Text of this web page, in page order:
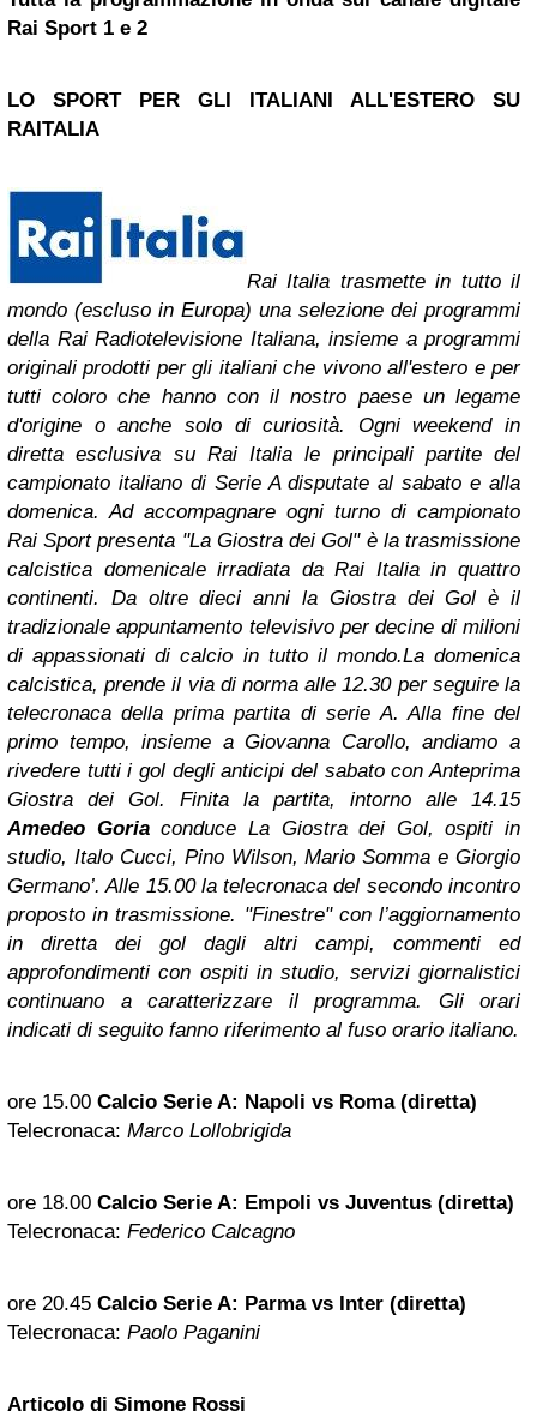
Rai Sport 1 e 2
LO SPORT PER GLI ITALIANI ALL'ESTERO SU
RAITALIA
Rai Italia trasmette in tutto il
mondo (escluso in Europa) una selezione dei programmi
della Rai Radiotelevisione Italiana, insieme a programmi
originali prodotti per gli italiani che vivono all'estero e per
tutti coloro che hanno con il nostro paese un legame
d'origine o anche solo di curiosità. Ogni weekend in
diretta esclusiva su Rai Italia le principali partite del
campionato italiano di Serie A disputate al sabato e alla
domenica. Ad accompagnare ogni turno di campionato
Rai Sport presenta "La Giostra dei Gol" è la trasmissione
calcistica domenicale irradiata da Rai Italia in quattro
continenti. Da oltre dieci anni la Giostra dei Gol è il
tradizionale appuntamento televisivo per decine di milioni
di appassionati di calcio in tutto il mondo.La domenica
calcistica, prende il via di norma alle 12.30 per seguire la
telecronaca della prima partita di serie A. Alla fine del
primo tempo, insieme a Giovanna Carollo, andiamo a
rivedere tutti i gol degli anticipi del sabato con Anteprima
Giostra dei Gol. Finita la partita, intorno alle 14.15
Amedeo Goriaconduce La Giostra dei Gol, ospiti in
studio, Italo Cucci, Pino Wilson, Mario Somma e Giorgio
Germano’. Alle 15.00 la telecronaca del secondo incontro
proposto in trasmissione. "Finestre" con l’aggiornamento
in diretta dei gol dagli altri campi, commenti ed
approfondimenti con ospiti in studio, servizi giornalistici
continuano a caratterizzare il programma. Gli orari
indicati di seguito fanno riferimento al fuso orario italiano.
ore 15.00 Calcio Serie A: Napoli vs Roma (diretta)
Telecronaca: Marco Lollobrigida
ore 18.00 Calcio Serie A: Empoli vs Juventus (diretta)
Telecronaca: Federico Calcagno
ore 20.45 Calcio Serie A: Parma vs Inter (diretta)
Telecronaca: Paolo Paganini
Articolo di Simone Rossi